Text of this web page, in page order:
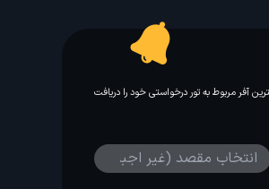
آفر مربوط به تور درخواستی خود را دریافت